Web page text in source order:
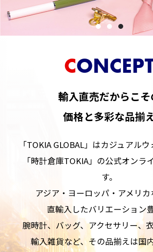
輸入直売だからこそ
価格と多彩な品揃
「TOKIA GLOBAL」はカジュアル
「時計倉庫TOKIA」の公式オンラ
す。
アジア・ヨーロッパ・アメリカ
直輸入したバリエーション
腕時計、バッグ、アクセサリー、
輸入雑貨など、その品揃えは国